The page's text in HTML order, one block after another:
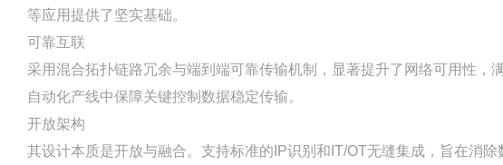
等应用提供了坚实基础。
可靠互联
采用混合拓扑链路冗余与端到端可靠传输机制，显著提升了网络可用性，
自动化产线中保障关键控制数据稳定传输。
开放架构
其设计本质是开放与融合。支持标准的IP识别和IT/OT无缝集成，旨在消